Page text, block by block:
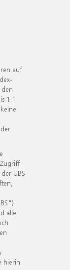
auf
1:1
UBS
alle
hierin